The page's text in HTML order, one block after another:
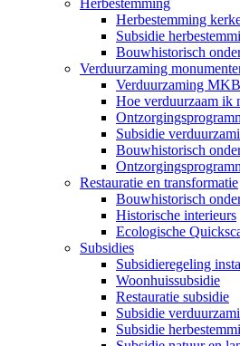
Herbestemming
Herbestemming
Subsidie
Bouwhistorisch
Verduurzaming
Verduurzaming MKB
Hoe verduurzaam ik
Subsidie
Bouwhistorisch
Restauratie en transformatie
Bouwhistorisch
Historische interieurs
Ecologische
Subsidies
Subsidieregeling
Woonhuissubsidie
Restauratie subsidie
Subsidie
Subsidie